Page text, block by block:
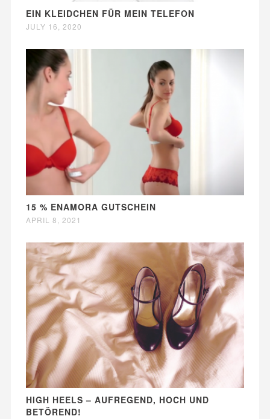
EIN KLEIDCHEN FÜR MEIN TELEFON
JULY 16, 2020
15 % ENAMORA GUTSCHEIN
APRIL 8, 2021
HIGH HEELS – AUFREGEND, HOCH UND
BETÖREND!